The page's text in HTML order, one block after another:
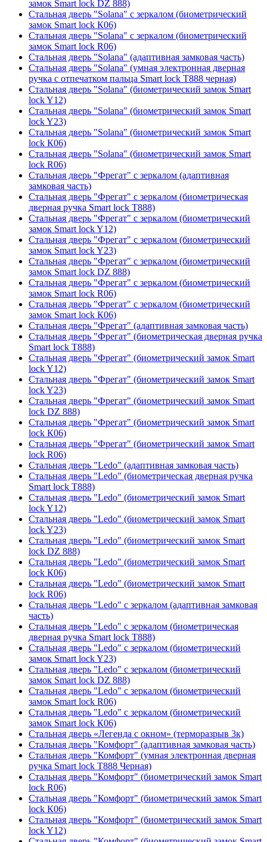
замок Smart lock DZ 888)
Стальная дверь "Solana" с зеркалом (биометрический
замок Smart lock К06)
Стальная дверь "Solana" с зеркалом (биометрический
замок Smart lock R06)
Стальная дверь "Solana" (адаптивная замковая часть)
Стальная дверь "Solana" (умная электронная дверная
ручка с отпечатком пальца Smart lock T888 черная)
Стальная дверь "Solana" (биометрический замок Smart
lock Y12)
Стальная дверь "Solana" (биометрический замок Smart
lock Y23)
Стальная дверь "Solana" (биометрический замок Smart
lock К06)
Стальная дверь "Solana" (биометрический замок Smart
lock R06)
Стальная дверь "Фрегат" с зеркалом (адаптивная
замковая часть)
Стальная дверь "Фрегат" с зеркалом (биометрическая
дверная ручка Smart lock T888)
Стальная дверь "Фрегат" с зеркалом (биометрический
замок Smart lock Y12)
Стальная дверь "Фрегат" с зеркалом (биометрический
замок Smart lock Y23)
Стальная дверь "Фрегат" с зеркалом (биометрический
замок Smart lock DZ 888)
Стальная дверь "Фрегат" с зеркалом (биометрический
замок Smart lock R06)
Стальная дверь "Фрегат" с зеркалом (биометрический
замок Smart lock К06)
Стальная дверь "Фрегат" (адаптивная замковая часть)
Стальная дверь "Фрегат" (биометрическая дверная ручка
Smart lock T888)
Стальная дверь "Фрегат" (биометрический замок Smart
lock Y12)
Стальная дверь "Фрегат" (биометрический замок Smart
lock Y23)
Стальная дверь "Фрегат" (биометрический замок Smart
lock DZ 888)
Стальная дверь "Фрегат" (биометрический замок Smart
lock К06)
Стальная дверь "Фрегат" (биометрический замок Smart
lock R06)
Стальная дверь "Ledo" (адаптивная замковая часть)
Стальная дверь "Ledo" (биометрическая дверная ручка
Smart lock T888)
Стальная дверь "Ledo" (биометрический замок Smart
lock Y12)
Стальная дверь "Ledo" (биометрический замок Smart
lock Y23)
Стальная дверь "Ledo" (биометрический замок Smart
lock DZ 888)
Стальная дверь "Ledo" (биометрический замок Smart
lock К06)
Стальная дверь "Ledo" (биометрический замок Smart
lock R06)
Стальная дверь "Ledo" с зеркалом (адаптивная замковая
часть)
Стальная дверь "Ledo" с зеркалом (биометрическая
дверная ручка Smart lock T888)
Стальная дверь "Ledo" с зеркалом (биометрический
замок Smart lock Y23)
Стальная дверь "Ledo" с зеркалом (биометрический
замок Smart lock DZ 888)
Стальная дверь "Ledo" с зеркалом (биометрический
замок Smart lock R06)
Стальная дверь "Ledo" с зеркалом (биометрический
замок Smart lock К06)
Стальная дверь «Легенда с окном» (терморазрыв 3к)
Стальная дверь "Комфорт" (адаптивная замковая часть)
Стальная дверь "Комфорт" (умная электронная дверная
ручка Smart lock T888 Черная)
Стальная дверь "Комфорт" (биометрический замок Smart
lock R06)
Стальная дверь "Комфорт" (биометрический замок Smart
lock К06)
Стальная дверь "Комфорт" (биометрический замок Smart
lock Y12)